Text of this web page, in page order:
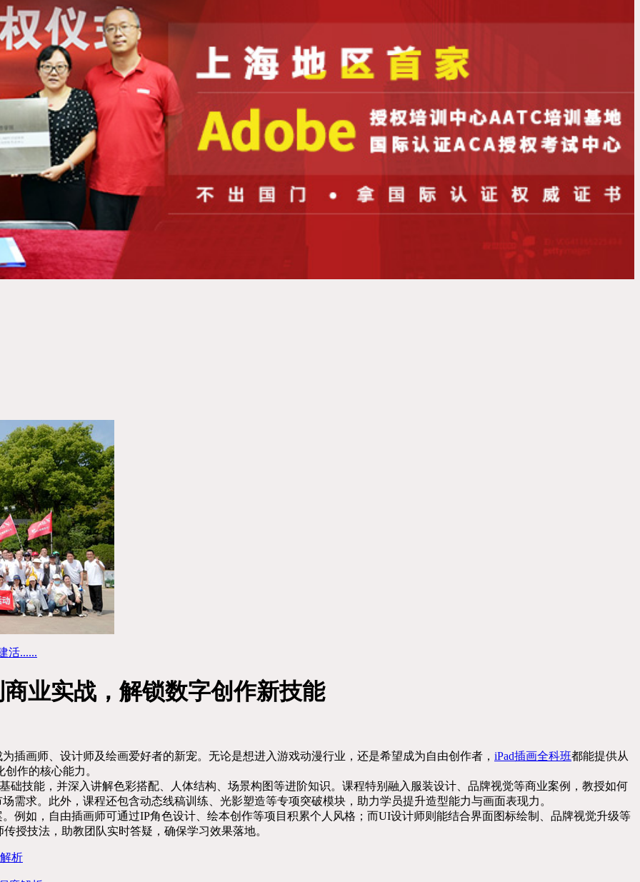
活......
业实战，解锁数字创作新技能
插画师、设计师及绘画爱好者的新宠。无论是想进入游戏动漫行业，还是希望成为自由创作者， iPad插画全科班都能提供从
作的核心能力。
础技能，并深入讲解色彩搭配、人体结构、场景构图等进阶知识。课程特别融入服装设计、品牌视觉等商业案例，教授如何
需求。此外，课程还包含动态线稿训练、光影塑造等专项突破模块，助力学员提升造型能力与画面表现力。
例如，自由插画师可通过IP角色设计、绘本创作等项目积累个人风格；而UI设计师则能结合界面图标绘制、品牌视觉升级等
授技法，助教团队实时答疑，确保学习效果落地。
析